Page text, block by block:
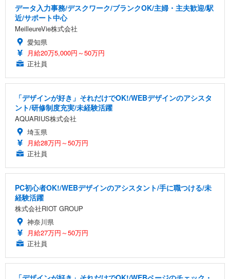
データ入力事務/デスクワーク/ブランクOK/主婦・主夫歓迎/駅
近/サポート中心
MeilleureVie株式会社
愛知県
月給20万5,000円～50万円
正社員
「デザインが好き」それだけでOK!/WEBデザインのアシスタ
ント/研修制度充実/未経験活躍
AQUARIUS株式会社
埼玉県
月給28万円～50万円
正社員
PC初心者OK!/WEBデザインのアシスタント/手に職つける/未
経験活躍
株式会社RIOT GROUP
神奈川県
月給27万円～50万円
正社員